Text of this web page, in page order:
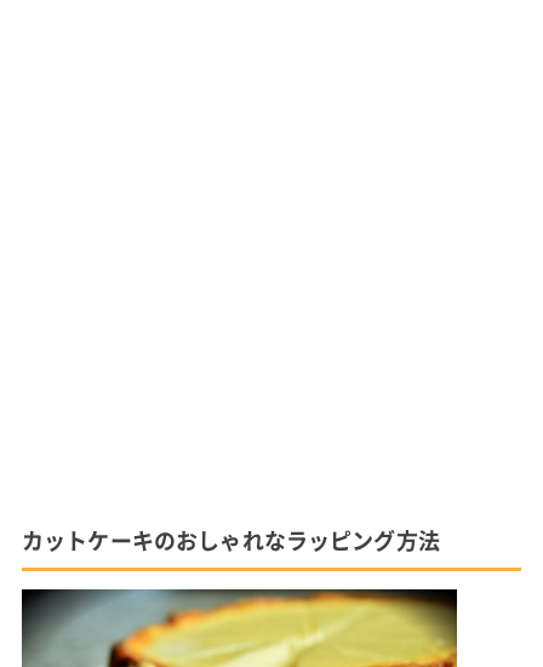
カットケーキのおしゃれなラッピング方法